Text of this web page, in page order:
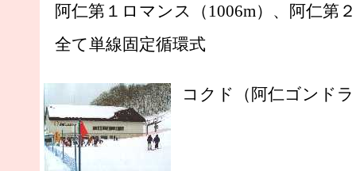
阿仁第１ロマンス（1006m）、阿仁第
全て単線固定循環式
コクド（阿仁ゴンド